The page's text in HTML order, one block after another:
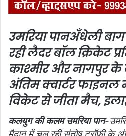
उमरिया पानअँधेली
रही लैदर बॉल क्रिकेट
काश्मीर और नागपुर के
अंतिम क्वार्टर
विकेट से जीता मैच,
कलयुग की कलम उमरिया पान-